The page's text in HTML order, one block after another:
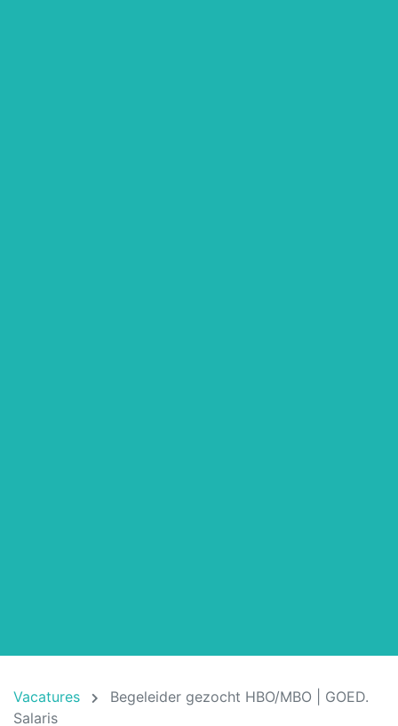
Vacatures
Begeleider gezocht HBO/MBO | GOED.
Salaris